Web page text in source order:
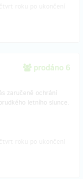
prodáno 6
zaručeně ochrání
letního slunce.